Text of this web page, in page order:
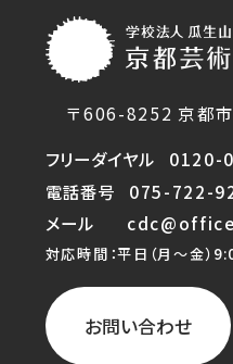
〒606-8252 京都
フリーダイヤル
0120-
電話番号
075-722-
メール
対応時間：平日（月〜金）
お問い合わせ